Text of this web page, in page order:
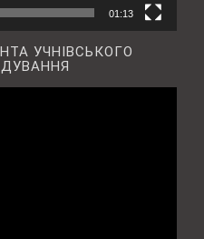
01:13
УЧНІВСЬКОГО